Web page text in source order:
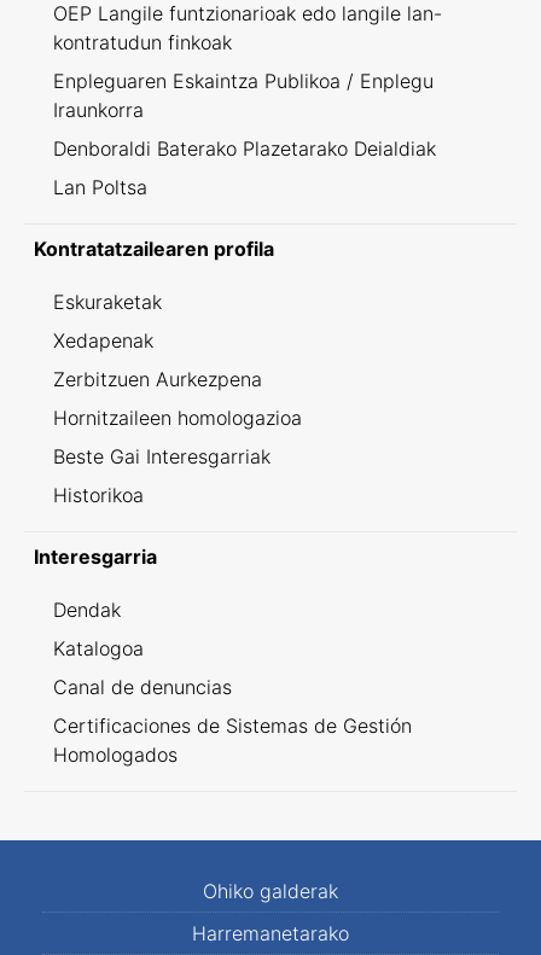
OEP Langile funtzionarioak edo langile lan-
kontratudun finkoak
Enpleguaren Eskaintza Publikoa / Enplegu
Iraunkorra
Denboraldi Baterako Plazetarako Deialdiak
Lan Poltsa
Kontratatzailearen profila
Eskuraketak
Xedapenak
Zerbitzuen Aurkezpena
Hornitzaileen homologazioa
Beste Gai Interesgarriak
Historikoa
Interesgarria
Dendak
Katalogoa
Canal de denuncias
Certificaciones de Sistemas de Gestión
Homologados
Ohiko galderak
Harremanetarako